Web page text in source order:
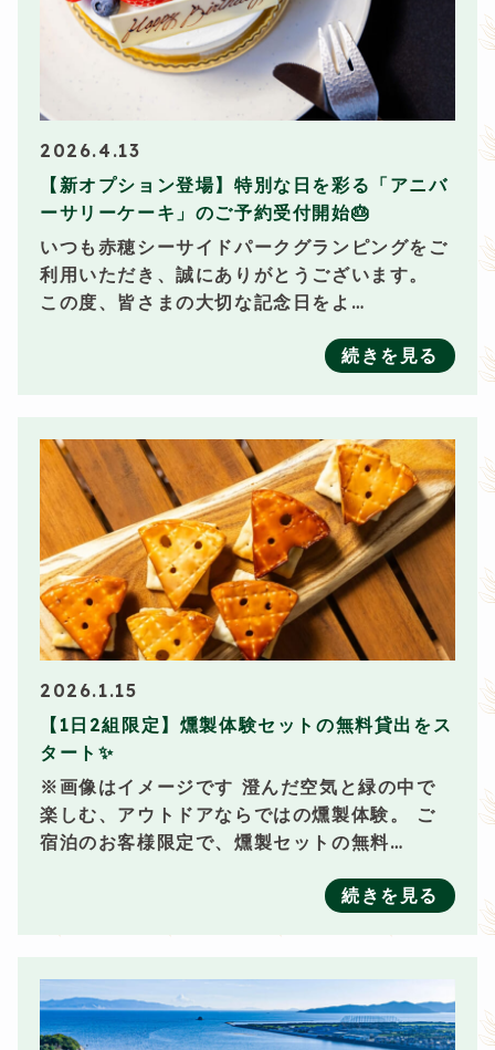
2026.4.13
【新オプション登場】特別な日を彩る「アニバ
ーサリーケーキ」のご予約受付開始🎂
いつも赤穂シーサイドパークグランピングをご
利用いただき、誠にありがとうございます。
この度、皆さまの大切な記念日をよ…
続きを見る
2026.1.15
【1日2組限定】燻製体験セットの無料貸出をス
タート✨
※画像はイメージです 澄んだ空気と緑の中で
楽しむ、アウトドアならではの燻製体験。 ご
宿泊のお客様限定で、燻製セットの無料…
続きを見る